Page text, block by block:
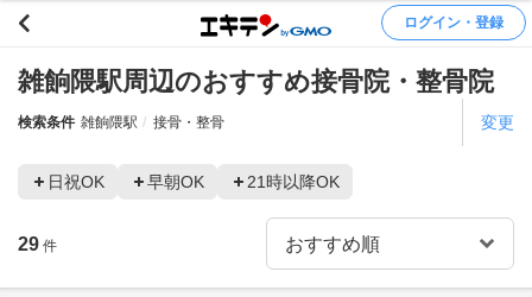
ログイン・登録
雑餉隈駅周辺のおすすめ接骨院・整骨院
検索条件 雑餉隈駅 接骨・整骨 変更
日祝OK 早朝OK 21時以降OK
29 件